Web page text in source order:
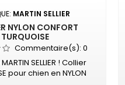
MARTIN SELLIER
NYLON CONFORT
TURQUOISE
Commentaire(s):0
SELLIER ! Collier
pour chien en NYLON